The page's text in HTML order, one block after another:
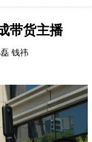
带货主播
钱祎